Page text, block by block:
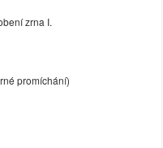
zrna I.
promíchání)